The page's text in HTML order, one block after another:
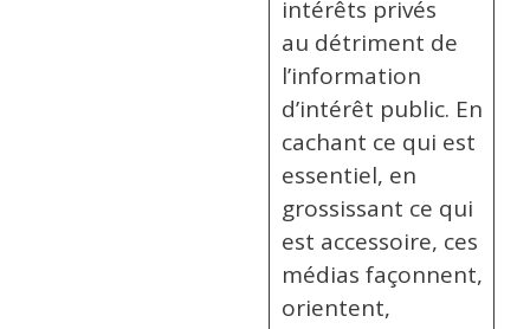
intérêts privés
au détriment de
l’information
d’intérêt public. En
cachant ce qui est
essentiel, en
grossissant ce qui
est accessoire, ces
médias façonnent,
orientent,